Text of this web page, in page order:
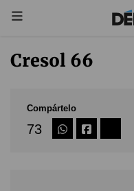
Cresol 66
Compártelo
73